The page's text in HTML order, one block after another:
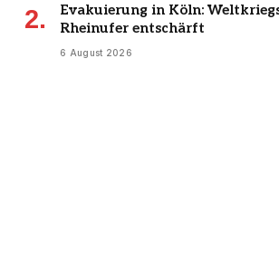
Evakuierung in Köln:
Rheinufer entschärft
6 August 2026